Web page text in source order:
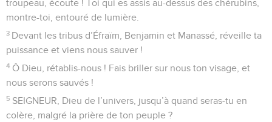
troupeau, écoute ! Toi qui es assis au-dessus des chérubins,
montre-toi, entouré de lumière.
3 Devant les tribus d’Éfraïm, Benjamin et Manassé, réveille ta
puissance et viens nous sauver !
4 Ô Dieu, rétablis-nous ! Fais briller sur nous ton visage, et
nous serons sauvés !
5 SEIGNEUR, Dieu de l’univers, jusqu’à quand seras-tu en
colère, malgré la prière de ton peuple ?